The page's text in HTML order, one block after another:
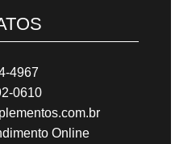
4967
0610
Online